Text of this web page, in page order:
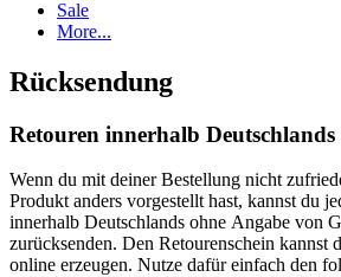
Sale
More...
Rücksendung
Retouren innerhalb Deutschlands
Wenn du mit deiner Bestellung nicht
Produkt anders vorgestellt hast, kannst du
innerhalb Deutschlands ohne Angabe von
zurücksenden. Den Retourenschein kannst
online erzeugen. Nutze dafür einfach den